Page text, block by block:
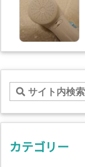
カテゴリー